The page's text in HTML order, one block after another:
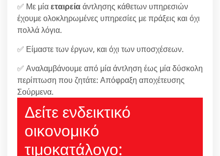
✅ Με μίαεταιρείαάντλησης κάθετων υπηρεσιών
έχουμε ολοκληρωμένες υπηρεσίες με πράξεις και όχι
πολλά λόγια.
✅ Είμαστε των έργων, και όχι των υποσχέσεων.
✅ Αναλαμβάνουμε από μία άντληση έως μία δύσκολη
περίπτωση που ζητάτε: Απόφραξη αποχέτευσης
Σούρμενα.
Δείτε ενδεικτικό
οικονομικό
τιμοκατάλογο: